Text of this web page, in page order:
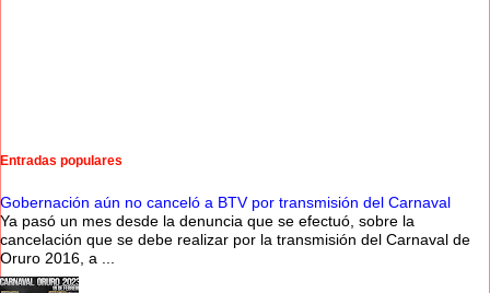
Entradas populares
Gobernación aún no canceló a BTV por transmisión del Carnaval
Ya pasó un mes desde la denuncia que se efectuó, sobre la
cancelación que se debe realizar por la transmisión del Carnaval de
Oruro 2016, a ...